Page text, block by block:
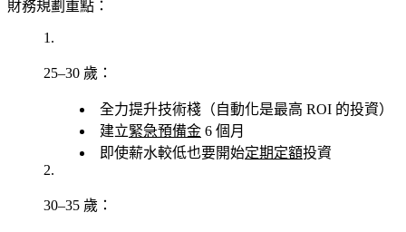
財務規劃重點：
25–30 歲 ：
全力提升技術棧（自動化是最高 ROI 的投資）
建立緊急預備金 6 個月
即使薪水較低也要開始定期定額投資
30–35 歲 ：